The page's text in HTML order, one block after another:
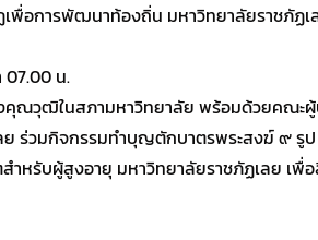
พื่อการพัฒนาท้องถิ่น มหาวิทยาลัยราชภัฏเ
07.00 น.
คุณวุฒิในสภามหาวิทยาลัย พร้อมด้วยคณะผู้
ย ร่วมกิจกรรมทำบุญตักบาตรพระสงฆ์ ๙
ำหรับผู้สูงอายุ มหาวิทยาลัยราชภัฏเลย เพื่